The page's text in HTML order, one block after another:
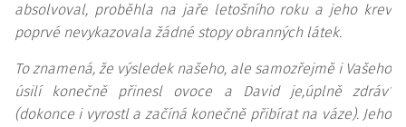
absolvoval, proběhla na jaře letošního roku a jeho krev
poprvé nevykazovala žádné stopy obranných látek.
To znamená, že výsledek našeho, ale samozřejmě i Vašeho
úsilí konečně přinesl ovoce a David je,úplně zdráv’
(dokonce i vyrostl a začíná konečně přibírat na váze). Jeho